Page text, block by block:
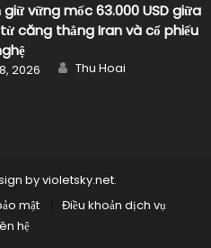
vững mốc 63.000 USD giữa
căng thẳng Iran và cổ phiếu
2026 Author
Thu Hoai
byvioletsky.net.
mật
Điều khoản dịch vụ
hệ